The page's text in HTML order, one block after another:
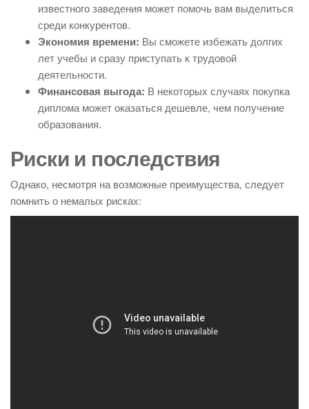
известного заведения может помочь вам выделиться
среди конкурентов.
Экономия времени: Вы сможете избежать долгих
лет учебы и сразу приступать к трудовой
деятельности.
Финансовая выгода: В некоторых случаях покупка
диплома может оказаться дешевле, чем получение
образования.
Риски и последствия
Однако, несмотря на возможные преимущества, следует
помнить о немалых рисках: